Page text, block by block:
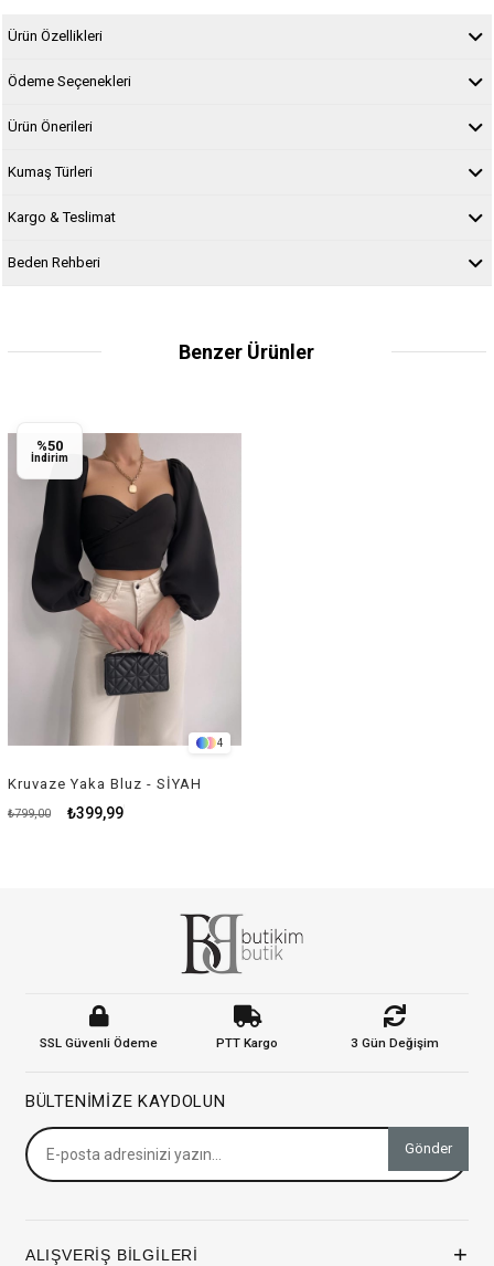
Ürün Özellikleri
Ödeme Seçenekleri
Ürün Önerileri
Kumaş Türleri
Kargo & Teslimat
Beden Rehberi
Benzer Ürünler
4
Kruvaze Yaka Bluz - SİYAH
₺399,99
₺799,00
%50
İndirim
SSL Güvenli Ödeme PTT Kargo 3 Gün Değişim
BÜLTENIMIZE KAYDOLUN
Gönder
ALIŞVERİŞ BİLGİLERİ +